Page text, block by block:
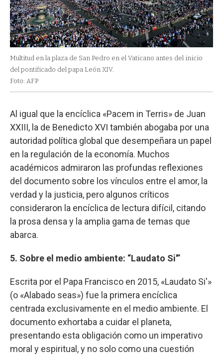
Multitud en la plaza de San Pedro en el Vaticano antes del inicio
del pontificado del papa León XIV.
Foto: AFP
Al igual que la encíclica «Pacem in Terris» de Juan
XXIII, la de Benedicto XVI también abogaba por una
autoridad política global que desempeñara un papel
en la regulación de la economía. Muchos
académicos admiraron las profundas reflexiones
del documento sobre los vínculos entre el amor, la
verdad y la justicia, pero algunos críticos
consideraron la encíclica de lectura difícil, citando
la prosa densa y la amplia gama de temas que
abarca.
5. Sobre el medio ambiente: “Laudato Si'”
Escrita por el Papa Francisco en 2015, «Laudato Si'»
(o «Alabado seas») fue la primera encíclica
centrada exclusivamente en el medio ambiente. El
documento exhortaba a cuidar el planeta,
presentando esta obligación como un imperativo
moral y espiritual, y no solo como una cuestión